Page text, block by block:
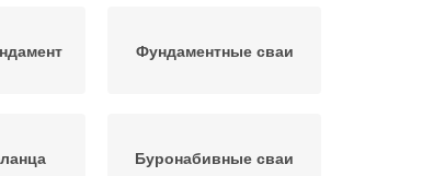
Фундаментные сваи
Буронабивные сваи